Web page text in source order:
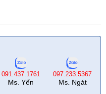
091.437.1761
Ms. Yến
097.233.5367
Ms. Ngát